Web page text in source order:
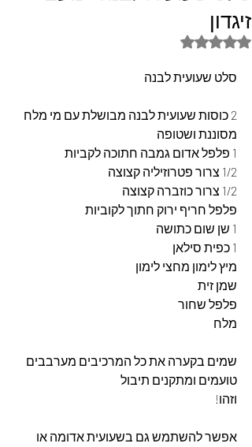
זיגדון
דירוג של NaN מתוך 5 כוכבים
סלט שעועית לבנה
2 כוסות שעועית לבנה מבושלת עם מי מלח
מסוננת ושטופה
1 פלפל אדום גמבה חתוכה לקביות
1/2 צרור פטרוזיליה קצוצה
1/2 צרור כוזברה קצוצה
פלפל חריף ירוק חתוך לקוביות
1 שן שום כתושה
1 כפית סילאן
מיץ לימון מחצי לימון
שמן זית
פלפל שחור
מלח
שמים בקערה את כל המרכיבים מערבבים
טועמים ומתקנים תיבול
וזהו!
אפשר להשתמש גם בשעועית אדומה או